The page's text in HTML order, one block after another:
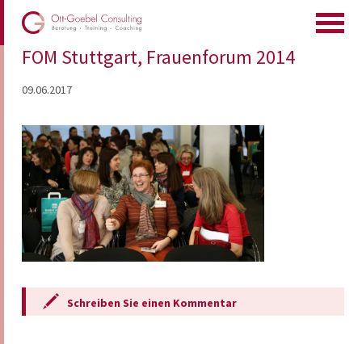
FOM Stuttgart, Frauenforum 2014
09.06.2017
Schreiben Sie einen Kommentar